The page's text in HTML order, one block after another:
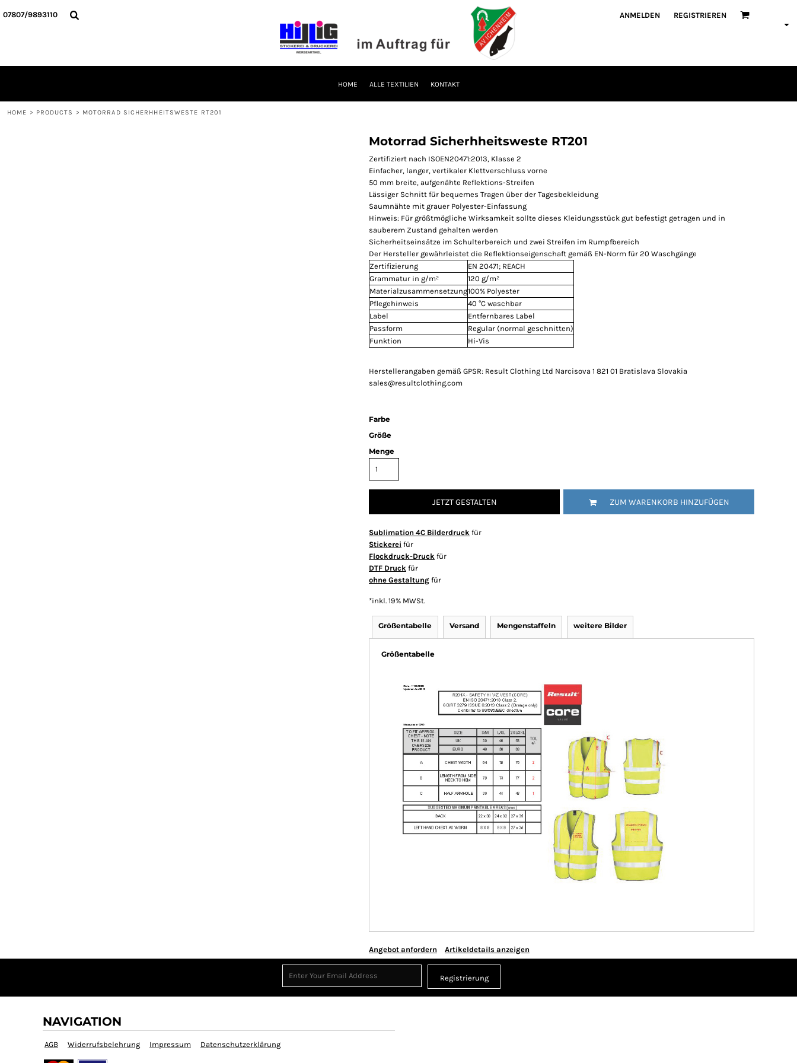
07807/9893110 ANMELDEN REGISTRIEREN
HOME ALLE TEXTILIEN KONTAKT
HOME > PRODUCTS > MOTORRAD SICHERHHEITSWESTE RT201
Motorrad Sicherhheitsweste RT201
Zertifiziert nach ISOEN20471:2013, Klasse 2
Einfacher, langer, vertikaler Klettverschluss vorne
50 mm breite, aufgenähte Reflektions-Streifen
Lässiger Schnitt für bequemes Tragen über der Tagesbekleidung
Saumnähte mit grauer Polyester-Einfassung
Hinweis: Für größtmögliche Wirksamkeit sollte dieses Kleidungsstück gut befestigt getragen und in
sauberem Zustand gehalten werden
Sicherheitseinsätze im Schulterbereich und zwei Streifen im Rumpfbereich
Der Hersteller gewährleistet die Reflektionseigenschaft gemäß EN-Norm für 20 Waschgänge
Zertifizierung
EN 20471; REACH
Grammatur in g/m²
120 g/m²
Materialzusammensetzung100% Polyester
Pflegehinweis
40 °C waschbar
Label
Entfernbares Label
Passform
Regular (normal geschnitten)
Funktion
Hi-Vis
Herstellerangaben gemäß GPSR: Result Clothing Ltd Narcisova 1 821 01 Bratislava Slovakia
sales@resultclothing.com
Farbe
Größe
Menge
JETZT GESTALTEN ZUM WARENKORB HINZUFÜGEN
Sublimation 4C Bilderdruck für
Stickerei für
Flockdruck-Druck für
DTF Druck für
ohne Gestaltung für
*inkl. 19% MWSt.
Größentabelle Versand Mengenstaffeln weitere Bilder
Größentabelle
Angebot anfordern Artikeldetails anzeigen
Registrierung
NAVIGATION
AGB Widerrufsbelehrung Impressum Datenschutzerklärung
HOME
ANMELDEN